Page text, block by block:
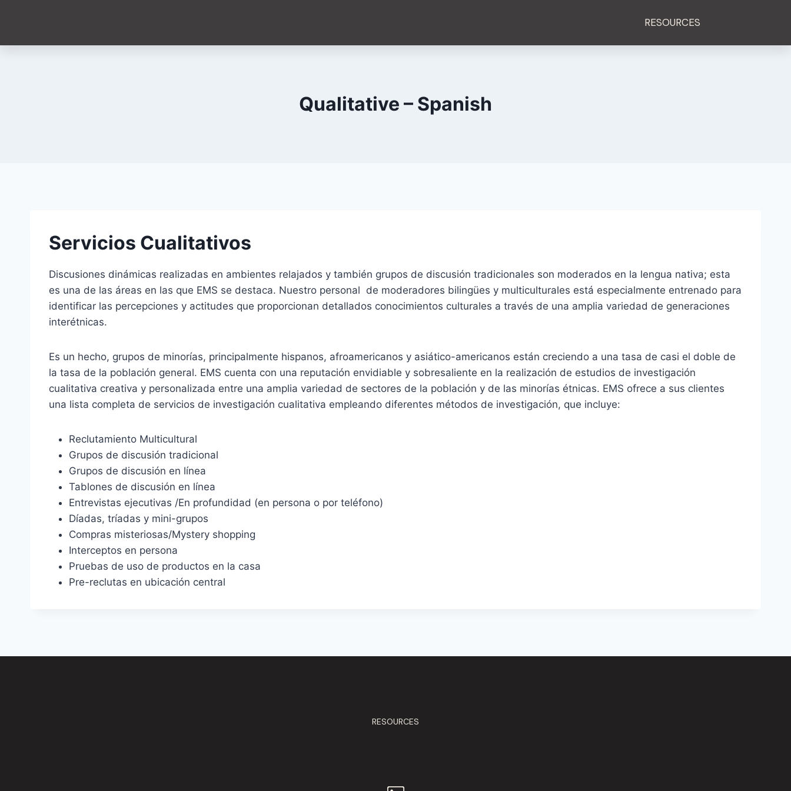
RESOURCES
Qualitative – Spanish
Servicios Cualitativos
Discusiones dinámicas realizadas en ambientes relajados y también grupos de discusión tradicionales son moderados en la lengua nativa; esta
es una de las áreas en las que EMS se destaca. Nuestro personal de moderadores bilingües y multiculturales está especialmente entrenado para
identificar las percepciones y actitudes que proporcionan detallados conocimientos culturales a través de una amplia variedad de generaciones
interétnicas.
Es un hecho, grupos de minorías, principalmente hispanos, afroamericanos y asiático-americanos están creciendo a una tasa de casi el doble de
la tasa de la población general. EMS cuenta con una reputación envidiable y sobresaliente en la realización de estudios de investigación
cualitativa creativa y personalizada entre una amplia variedad de sectores de la población y de las minorías étnicas. EMS ofrece a sus clientes
una lista completa de servicios de investigación cualitativa empleando diferentes métodos de investigación, que incluye:
Reclutamiento Multicultural
Grupos de discusión tradicional
Grupos de discusión en línea
Tablones de discusión en línea
Entrevistas ejecutivas /En profundidad (en persona o por teléfono)
Díadas, tríadas y mini-grupos
Compras misteriosas/Mystery shopping
Interceptos en persona
Pruebas de uso de productos en la casa
Pre-reclutas en ubicación central
RESOURCES